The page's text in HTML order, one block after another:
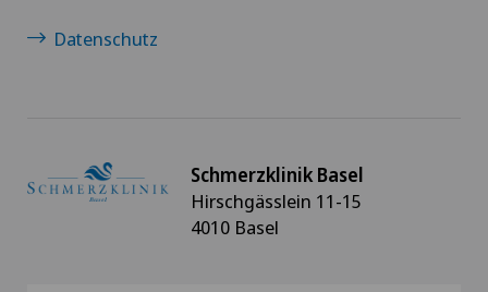
Sportmedizin
Ultraschall
Wirbelsäulenchirurgie
Datenschutz
Schmerzklinik Basel
Hirschgässlein 11-15
4010 Basel